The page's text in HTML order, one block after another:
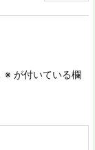
※ が付いている欄